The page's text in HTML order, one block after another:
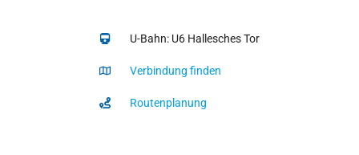
U-Bahn: U6 Hallesches Tor
Verbindung finden
Routenplanung